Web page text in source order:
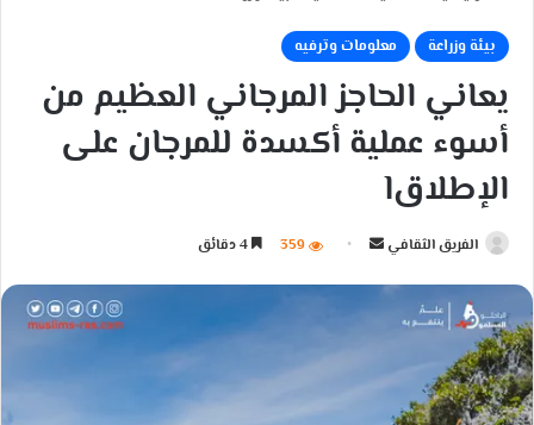
بيئة وزراعة معلومات وترفيه
يعاني الحاجز المرجاني العظيم من
أسوء عملية أكسدة للمرجان على
الإطلاقl
الفريق الثقافي 359